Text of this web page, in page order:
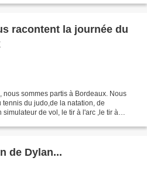
racontent la journée du
sommes partis à Bordeaux. Nous
du judo,de la natation, de
de vol, le tir à l'arc ,le tir à
de Dylan...